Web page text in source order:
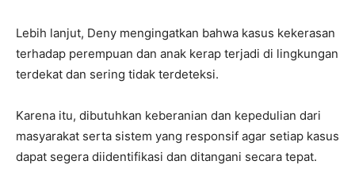
Lebih lanjut, Deny mengingatkan bahwa kasus kekerasan
terhadap perempuan dan anak kerap terjadi di lingkungan
terdekat dan sering tidak terdeteksi.
Karena itu, dibutuhkan keberanian dan kepedulian dari
masyarakat serta sistem yang responsif agar setiap kasus
dapat segera diidentifikasi dan ditangani secara tepat.